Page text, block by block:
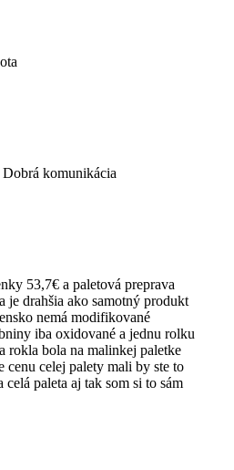
komunikácia
53,7€ a paletová preprava
je drahšia ako samotný produkt
nemá modifikované
iba oxidované a jednu rolku
rokla bola na malinkej paletke
cenu celej palety mali by ste to
paleta aj tak som si to sám